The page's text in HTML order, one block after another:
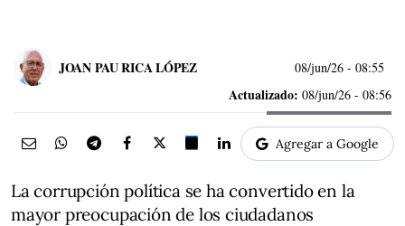
JOAN PAU RICA LÓPEZ 08/jun/26 - 08:55
Actualizado: 08/jun/26 - 08:56
Agregar a Google
La corrupción política se ha convertido en la
mayor preocupación de los ciudadanos